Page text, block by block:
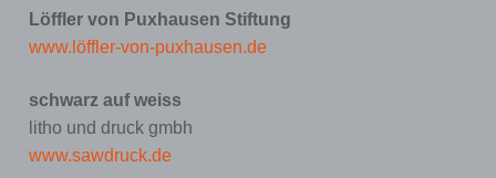
Löffler von Puxhausen Stiftung
www.löffler-von-puxhausen.de
schwarz auf weiss
litho und druck gmbh
www.sawdruck.de